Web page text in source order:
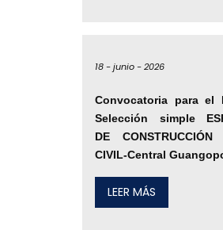
18 -junio -2026
Convocatoria para el
Selección simple
DE
CIVIL-Central
LEER MÁS